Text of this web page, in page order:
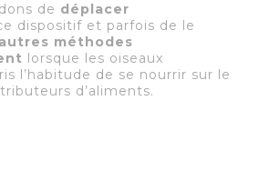
de déplacer
dispositif et parfois de le
méthodes
lorsque les oiseaux
l’habitude de se nourrir sur le
d’aliments.